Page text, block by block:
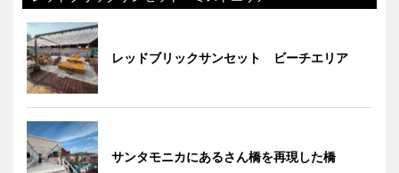
レッドブリックサンセット ビーチエリア
サンタモニカにあるさん橋を再現した橋